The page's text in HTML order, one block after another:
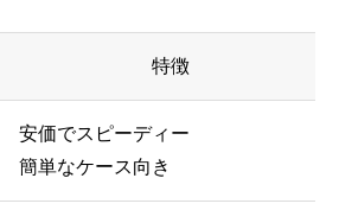
特徴
安価でスピーディー
簡単なケース向き